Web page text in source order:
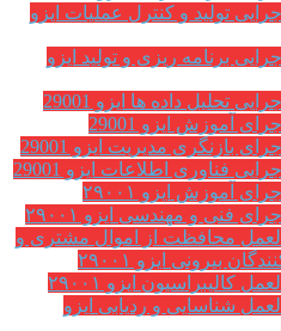
تولید و کنترل عملیات ایزو
برنامه ریزی و تولید ایزو
تحلیل داده ها ایزو 29001
آموزش ایزو 29001
بازنگری مدیریت ایزو 29001
فناوری اطلاعات ایزو 29001
آموزش ایزو ۲۹۰۰۱
فنی و مهندسی ایزو ۲۹۰۰۱
محافظت از اموال مشتری و
بیرونی ایزو ۲۹۰۰۱
کالیبراسیون ایزو ۲۹۰۰۱
شناسایی و ردیابی ایزو